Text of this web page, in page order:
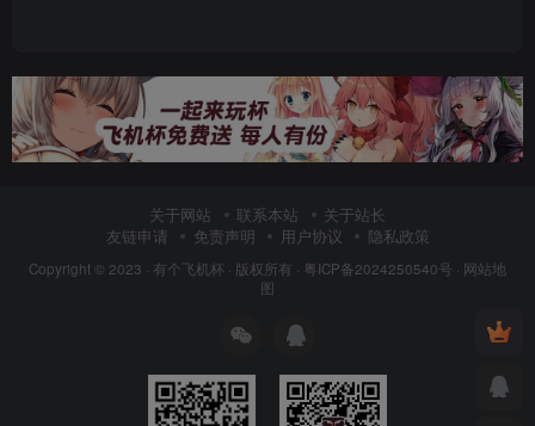
关于网站 联系本站
关于站长
友链申请
免责声明 用户协议 隐私政策
Copyright © 2023 · 有个飞机杯 · 版权所有 · 粤ICP备2024250540号 · 网站地
图